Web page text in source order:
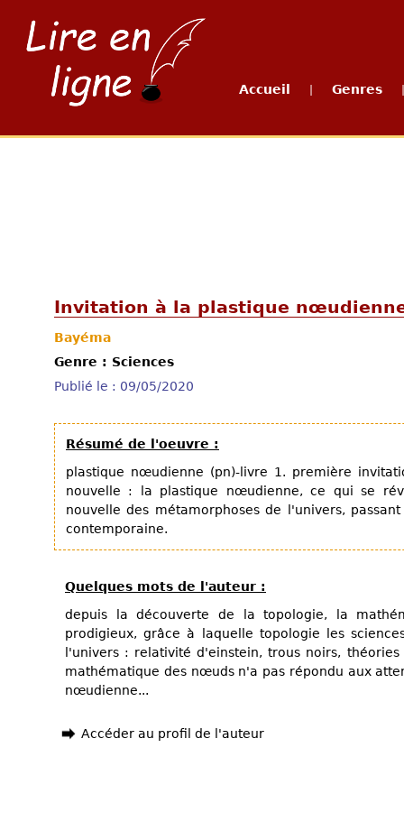
Accueil Genres
Invitation à la plastique
Bayéma
Genre : Sciences
Publié le : 09/05/2020
Résumé de l'oeuvre :
plastique nœudienne (pn)-livre 1. première
nouvelle : la plastique nœudienne, ce qui se
nouvelle des métamorphoses de l'univers,
contemporaine.
Quelques mots de l'auteur :
depuis la découverte de la topologie, la
prodigieux, grâce à laquelle topologie les
l'univers : relativité d'einstein, trous noirs,
mathématique des nœuds n'a pas répondu aux
nœudienne...
Accéder au profil de l'auteur